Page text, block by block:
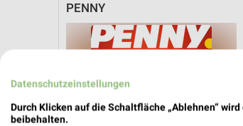
PENNY
Datenschutzeinstellungen
Durch Klicken auf die Schaltfläche „Ablehnen“
beibehalten.